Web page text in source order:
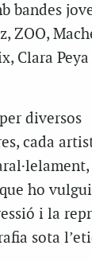
bandes
ZOO,
Clara
diversos
cada
ho
i la
sota